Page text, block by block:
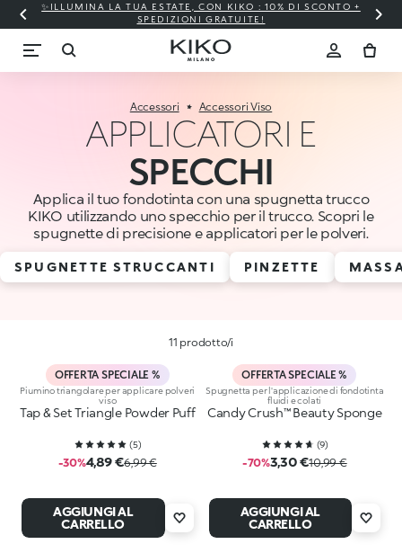
✨ILLUMINA LA TUA ESTATE, CON KIKO : 10% DI SCONTO +
SPEDIZIONI GRATUITE!
Accessori Accessori Viso
APPLICATORI E
SPECCHI
Applica il tuo fondotinta con una spugnetta trucco
KIKO utilizzando uno specchio per il trucco. Scopri le
spugnette di precisione e applicatori per le polveri.
SPUGNETTE STRUCCANTI PINZETTE
11 prodotto/i
OFFERTA SPECIALE %
Piumino triangolare per applicare polveri
viso
Tap & Set Triangle Powder Puff
(5)
-30%4,89 €6,99 €
AGGIUNGI AL
CARRELLO
OFFERTA SPECIALE %
Spugnetta per l'applicazione di fondotinta
fluidi e colati
Candy Crush™ Beauty Sponge
(9)
-70%3,30 €10,99 €
AGGIUNGI AL
CARRELLO